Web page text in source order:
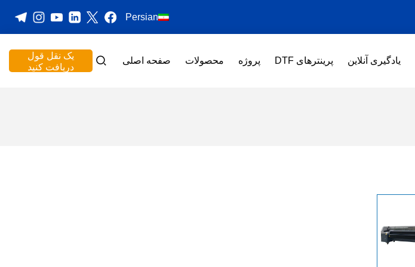
Persian
صفحه اصلی محصولات پروژه پرینترهای DTF یادگیری آنلاین
یک نقل قول
دریافت کنید